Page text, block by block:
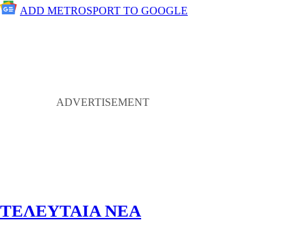
ADD METROSPORT TO GOOGLE
ΤΕΛΕΥΤΑΙΑ ΝΕΑ